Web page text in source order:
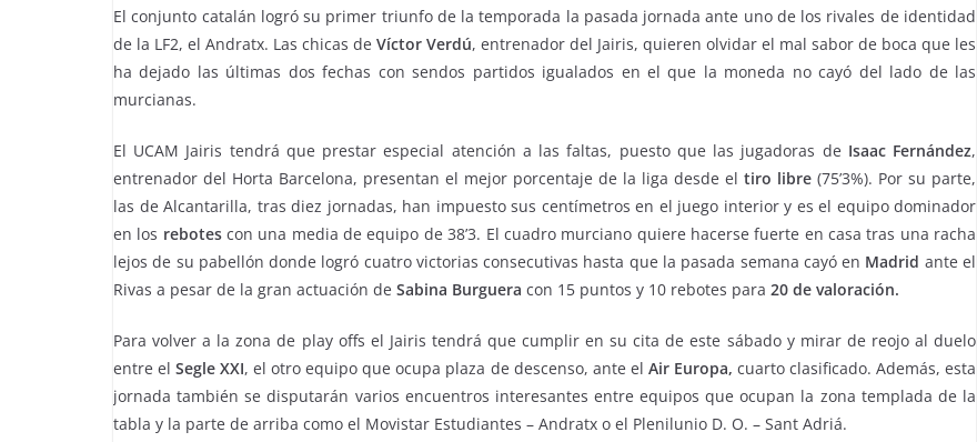
El conjunto catalán logró su primer triunfo de la temporada la pasada jornada ante uno de los rivales de identidad
de la LF2, el Andratx. Las chicas de Víctor Verdú, entrenador del Jairis, quieren olvidar el mal sabor de boca que les
ha dejado las últimas dos fechas con sendos partidos igualados en el que la moneda no cayó del lado de las
murcianas.
El UCAM Jairis tendrá que prestar especial atención a las faltas, puesto que las jugadoras de Isaac Fernández,
entrenador del Horta Barcelona, presentan el mejor porcentaje de la liga desde el tiro libre (75’3%). Por su parte,
las de Alcantarilla, tras diez jornadas, han impuesto sus centímetros en el juego interior y es el equipo dominador
en los rebotescon una media de equipo de 38’3. El cuadro murciano quiere hacerse fuerte en casa tras una racha
lejos de su pabellón donde logró cuatro victorias consecutivas hasta que la pasada semana cayó en Madrid ante el
Rivas a pesar de la gran actuación de Sabina Burguera con 15 puntos y 10 rebotes para 20 de valoración.
Para volver a la zona de play offs el Jairis tendrá que cumplir en su cita de este sábado y mirar de reojo al duelo
entre elSegle XXI, el otro equipo que ocupa plaza de descenso, ante el Air Europa, cuarto clasificado. Además, esta
jornada también se disputarán varios encuentros interesantes entre equipos que ocupan la zona templada de la
tabla y la parte de arriba como el Movistar Estudiantes – Andratx o el Plenilunio D. O. – Sant Adriá.